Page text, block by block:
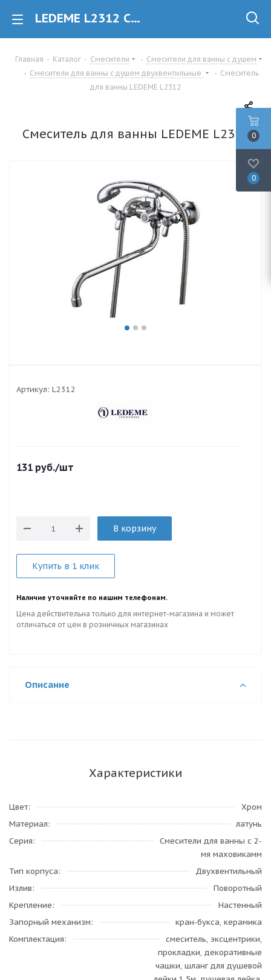
LEDEME L2312 Смеситель для ванны двухвентильный купить в Минске
Главная - Каталог - Смесители - Смесители для ванны с душем
- Смесители для ванны с душем двухвентильные - Смеситель
для ванны LEDEME L2312
Смеситель для ванны LEDEME L2312
Артикул: L2312
131 руб./шт
В корзину
Купить в 1 клик
Наличие уточняйте по нашим телефонам.
Цена действительна только для интернет-магазина и может
отличаться от цен в розничных магазинах
Описание
Характеристики
Цвет
Хром
Материал
латунь
Серия
Смесители для ванны с 2-
мя маховикамм
Тип корпуса
Двухвентильный
Излив
Поворотный
Крепление
Настенный
Запорный механизм
кран-букса, керамика
Комплектация
смеситель, эксцентрики,
прокладки, декоративные
чашки, шланг для душевой
0
0